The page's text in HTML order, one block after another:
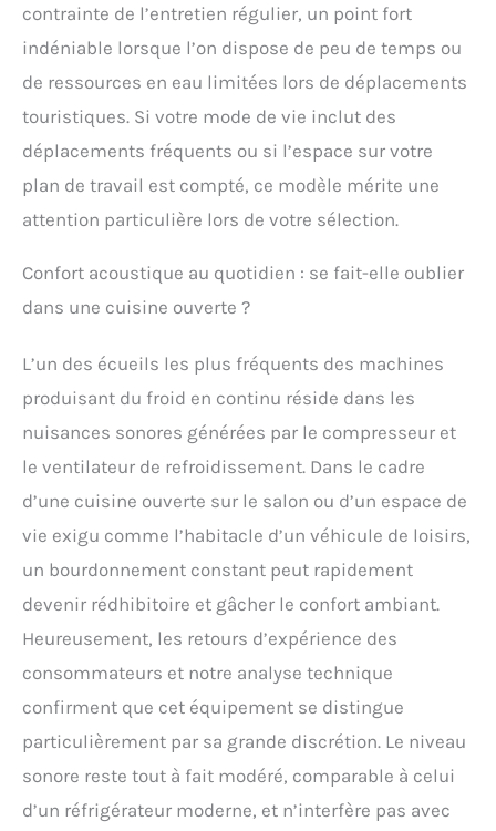
contrainte de l’entretien régulier, un point fort
indéniable lorsque l’on dispose de peu de temps ou
de ressources en eau limitées lors de déplacements
touristiques. Si votre mode de vie inclut des
déplacements fréquents ou si l’espace sur votre
plan de travail est compté, ce modèle mérite une
attention particulière lors de votre sélection.
Confort acoustique au quotidien : se fait-elle oublier
dans une cuisine ouverte ?
L’un des écueils les plus fréquents des machines
produisant du froid en continu réside dans les
nuisances sonores générées par le compresseur et
le ventilateur de refroidissement. Dans le cadre
d’une cuisine ouverte sur le salon ou d’un espace de
vie exigu comme l’habitacle d’un véhicule de loisirs,
un bourdonnement constant peut rapidement
devenir rédhibitoire et gâcher le confort ambiant.
Heureusement, les retours d’expérience des
consommateurs et notre analyse technique
confirment que cet équipement se distingue
particulièrement par sa grande discrétion. Le niveau
sonore reste tout à fait modéré, comparable à celui
d’un réfrigérateur moderne, et n’interfère pas avec